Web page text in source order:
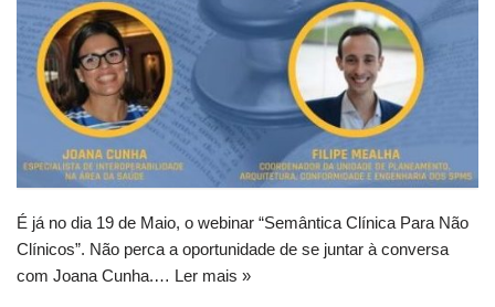
É já no dia 19 de Maio, o webinar “Semântica Clínica Para Não
Clínicos”. Não perca a oportunidade de se juntar à conversa
com Joana Cunha.… Ler mais »